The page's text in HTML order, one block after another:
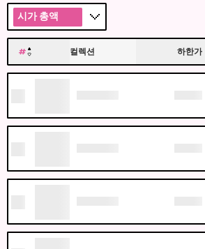
시가 총액
# 컬렉션 하한가